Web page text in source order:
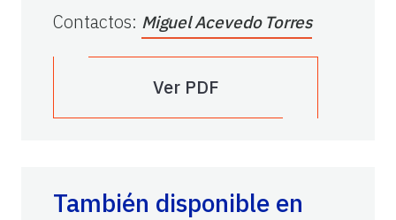
Contactos: Miguel Acevedo Torres
Ver PDF
También disponible en